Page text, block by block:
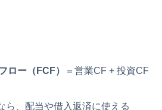
ロー（FCF）
＝営業CF + 投資CF
ら、配当や借入返済に使える